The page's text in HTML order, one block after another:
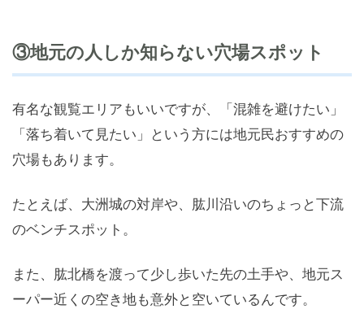
③地元の人しか知らない穴場スポット
有名な観覧エリアもいいですが、「混雑を避けたい」
「落ち着いて見たい」という方には地元民おすすめの
穴場もあります。
たとえば、大洲城の対岸や、肱川沿いのちょっと下流
のベンチスポット。
また、肱北橋を渡って少し歩いた先の土手や、地元ス
ーパー近くの空き地も意外と空いているんです。